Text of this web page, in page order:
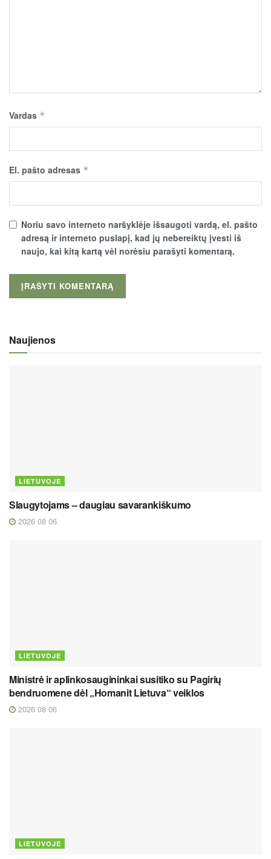
Vardas *
El. pašto adresas *
Noriu savo interneto naršyklėje išsaugoti vardą, el. pašto
adresą ir interneto puslapį, kad jų nebereiktų įvesti iš
naujo, kai kitą kartą vėl norėsiu parašyti komentarą.
Naujienos
LIETUVOJE
Slaugytojams – daugiau savarankiškumo
2026 08 06
LIETUVOJE
Ministrė ir aplinkosaugininkai susitiko su Pagirių
bendruomene dėl „Homanit Lietuva“ veiklos
2026 08 06
LIETUVOJE